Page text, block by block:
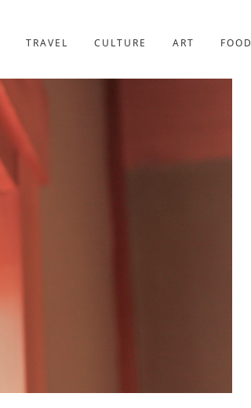
TRAVEL CULTURE ART FOOD